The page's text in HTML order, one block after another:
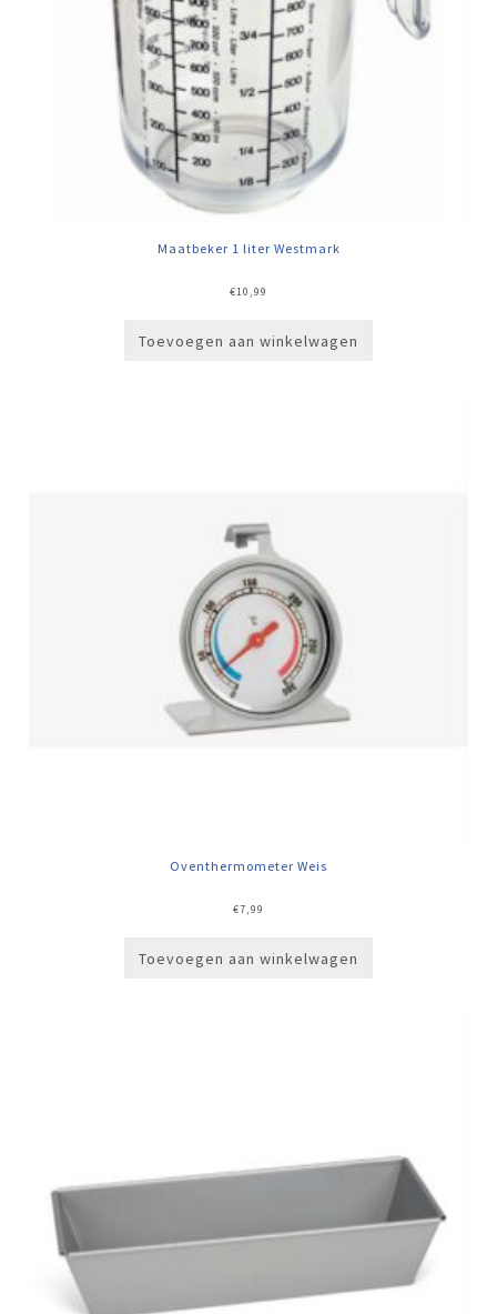
Maatbeker 1 liter Westmark
€10,99
Toevoegen aan winkelwagen
Oventhermometer Weis
€7,99
Toevoegen aan winkelwagen